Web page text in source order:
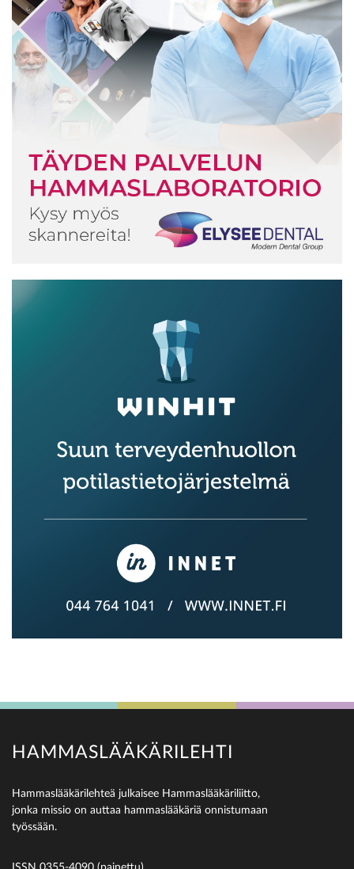
HAMMASLÄÄKÄRILEHTI
Hammaslääkärilehteä julkaisee Hammaslääkäriliitto,
jonka missio on auttaa hammaslääkäriä onnistumaan
työssään.